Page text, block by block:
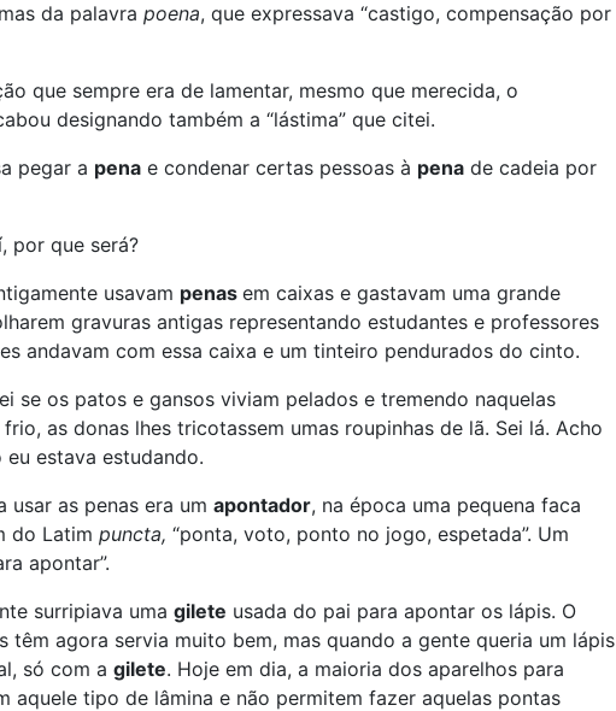
da palavra poena, que expressava “castigo, compensação por
que sempre era de lamentar, mesmo que merecida, o
designando também a “lástima” que citei.
pegar a pena e condenar certas pessoas à pena de cadeia por
por que será?
usavam penas em caixas e gastavam uma grande
gravuras antigas representando estudantes e professores
andavam com essa caixa e um tinteiro pendurados do cinto.
se os patos e gansos viviam pelados e tremendo naquelas
as donas lhes tricotassem umas roupinhas de lã. Sei lá. Acho
estava estudando.
usar as penas era um apontador, na época uma pequena faca
do Latim puncta, “ponta, voto, ponto no jogo, espetada”. Um
apontar”.
surripiava uma gilete usada do pai para apontar os lápis. O
têm agora servia muito bem, mas quando a gente queria um lápis
só com a gilete. Hoje em dia, a maioria dos aparelhos para
aquele tipo de lâmina e não permitem fazer aquelas pontas